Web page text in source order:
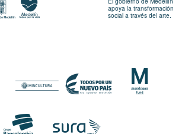
apoya la transformación
social a través del arte.